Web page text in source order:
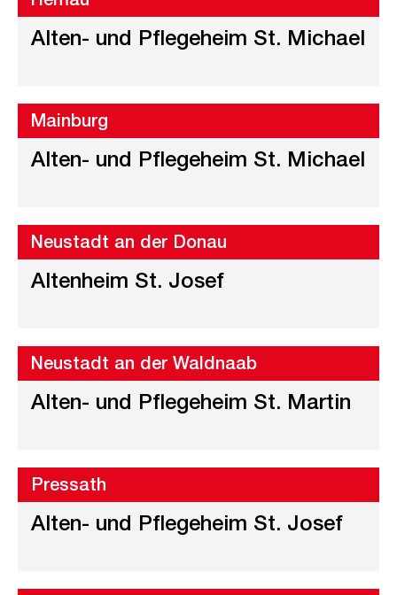
Alten- und Pflegeheim St. Michael
Mainburg
Alten- und Pflegeheim St. Michael
Neustadt an der Donau
Altenheim St. Josef
Neustadt an der Waldnaab
Alten- und Pflegeheim St. Martin
Pressath
Alten- und Pflegeheim St. Josef